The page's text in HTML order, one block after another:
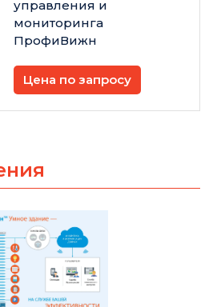
управления и
мониторинга
ПрофиВижн
Цена по запросу